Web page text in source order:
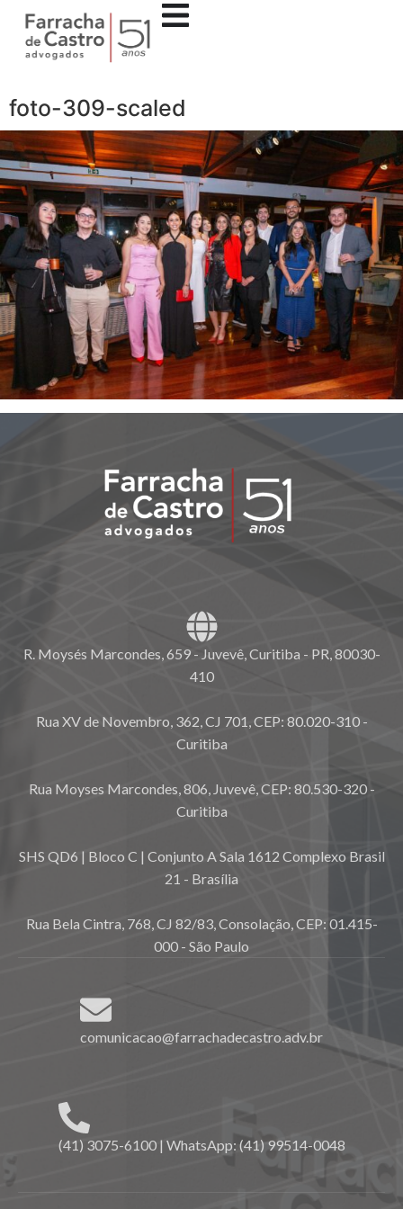
foto-309-scaled
R. Moysés Marcondes, 659 - Juvevê, Curitiba - PR, 80030-
410
Rua XV de Novembro, 362, CJ 701, CEP: 80.020-310 -
Curitiba
Rua Moyses Marcondes, 806, Juvevê, CEP: 80.530-320 -
Curitiba
SHS QD6 | Bloco C | Conjunto A Sala 1612 Complexo Brasil
21 - Brasília
Rua Bela Cintra, 768, CJ 82/83, Consolação, CEP: 01.415-
000 - São Paulo
comunicacao@farrachadecastro.adv.br
(41) 3075-6100 | WhatsApp: (41) 99514-0048